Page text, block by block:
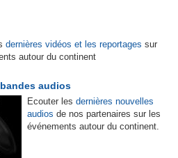
dernières vidéos et les reportages sur
autour du continent
audios
Ecouter les dernières nouvelles
audios de nos partenaires sur les
événements autour du continent.